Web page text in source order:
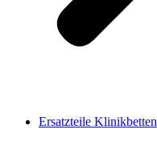
Ersatzteile Klinikbetten